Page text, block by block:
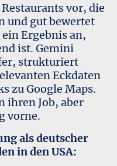
vor, die
und gut bewertet
Ergebnis an,
ist. Gemini
strukturiert
Eckdaten
zu Google Maps.
ihren Job, aber
vorne.
als deutscher
in den USA: